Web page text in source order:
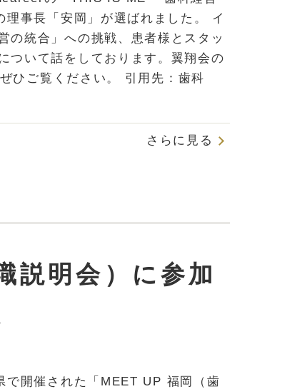
事長「安岡」が選ばれました。 イ
の統合」への挑戦、患者様とスタッ
ついて話をしております。翼翔会の
ひご覧ください。 引用先：歯科
さらに見る
説明会）に参加
で開催された「MEET UP 福岡（歯